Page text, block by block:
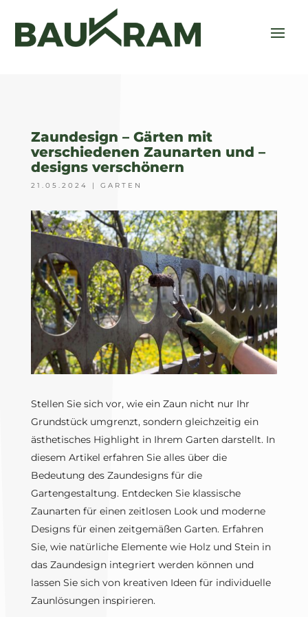
Zaundesign – Gärten mit
verschiedenen Zaunarten und –
designs verschönern
21.05.2024 | GARTEN
Stellen Sie sich vor, wie ein Zaun nicht nur Ihr
Grundstück umgrenzt, sondern gleichzeitig ein
ästhetisches Highlight in Ihrem Garten darstellt. In
diesem Artikel erfahren Sie alles über die
Bedeutung des Zaundesigns für die
Gartengestaltung. Entdecken Sie klassische
Zaunarten für einen zeitlosen Look und moderne
Designs für einen zeitgemäßen Garten. Erfahren
Sie, wie natürliche Elemente wie Holz und Stein in
das Zaundesign integriert werden können und
lassen Sie sich von kreativen Ideen für individuelle
Zaunlösungen inspirieren.